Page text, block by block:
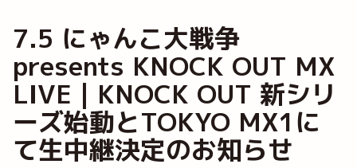
7.5 にゃんこ大戦争
presents KNOCK OUT MX
LIVE｜KNOCK OUT 新シリ
ーズ始動とTOKYO MX1に
て生中継決定のお知らせ